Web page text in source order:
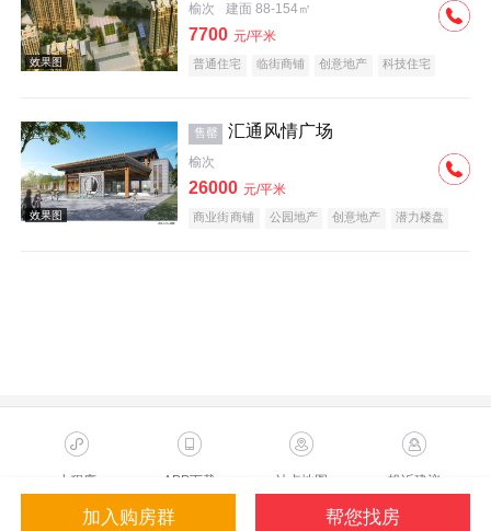
效果图
效果图
榆次 建面 88-154㎡
7700 元/平米
普通住宅 临街商铺 创意地产
科技住宅
售罄
汇通风情广场
榆次
26000 元/平米
商业街商铺 公园地产 创意地产
潜力楼盘
加入购房群 帮您找房
小程序 APP下载 站点地图 投诉建议